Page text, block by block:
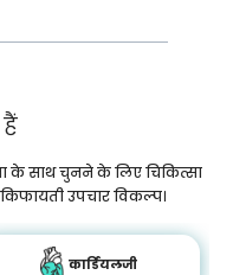
के साथ चुनने के लिए चिकित्सा
उपचार विकल्प।
कार्डियलजी